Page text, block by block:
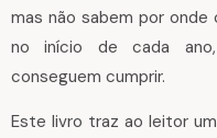
mas não sabem por
no início de cada
conseguem cumprir.
Este livro traz ao leitor